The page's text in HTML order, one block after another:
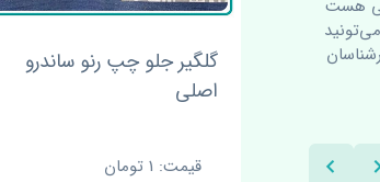
هست
گلگیر جلو چپ رنو ساندرو
اصلی
قیمت: 1 تومان